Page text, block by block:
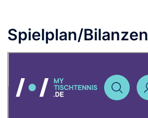
Spielplan/Bilanzen